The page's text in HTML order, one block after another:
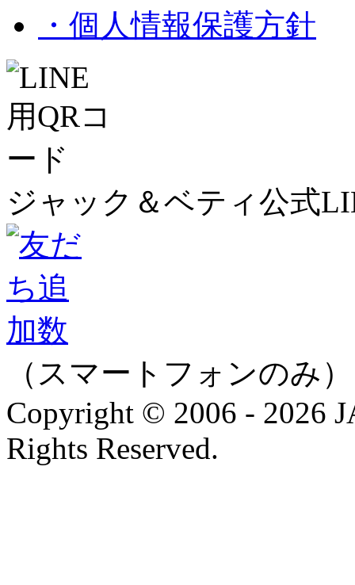
・個人情報保護方針
ジャック＆ベティ公式
（スマートフォンのみ）
Copyright © 2006 - 2026
Rights Reserved.